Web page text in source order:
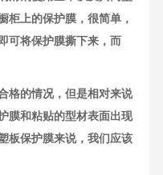
柜上的保护膜，很简单，
可将保护膜撕下来，而
格的情况，但是相对来说
膜和粘贴的型材表面出现
板保护膜来说，我们应该